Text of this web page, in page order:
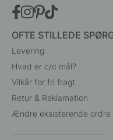
OFTE STILLEDE
Levering
Hvad er c/c mål?
Vilkår for fri fragt
Retur & Reklamation
Ændre eksisterende ordre